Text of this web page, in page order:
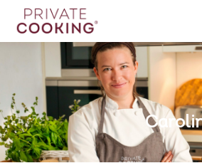
Hit enter to search or ESC